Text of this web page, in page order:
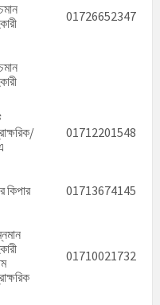
01726652347
01712201548
কিপার 01713674145
01710021732